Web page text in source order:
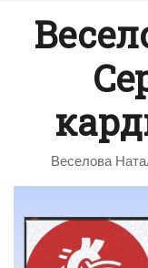
Веселова